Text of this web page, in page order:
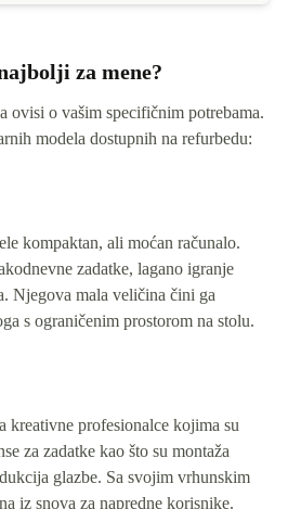
za mene?
ovisi o vašim specifičnim potrebama.
modela dostupnih na refurbedu:
kompaktan, ali moćan računalo.
zadatke, lagano igranje
Njegova mala veličina čini ga
s ograničenim prostorom na stolu.
kreativne profesionalce kojima su
za zadatke kao što su montaža
glazbe. Sa svojim vrhunskim
iz snova za napredne korisnike.